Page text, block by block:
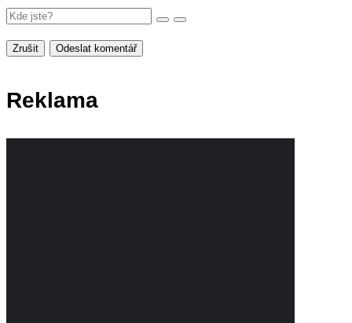
Zrušit Odeslat komentář
Reklama